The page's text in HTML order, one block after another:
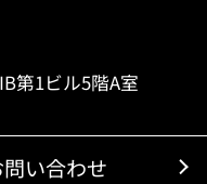
第1ビル5階A室
問い合わせ